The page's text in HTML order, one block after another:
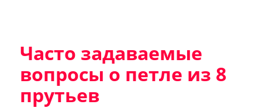
Часто задаваемые
вопросы о петле из 8
прутьев